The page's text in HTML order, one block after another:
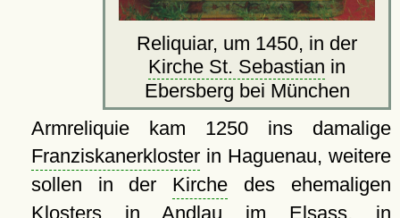
Reliquiar, um 1450, in der
Kirche St. Sebastian in
Ebersberg bei München
Armreliquie kam 1250 ins damalige
Franziskanerklosterin Haguenau, weitere
sollen in der Kirche des ehemaligen
Klosters in Andlau im Elsass, in